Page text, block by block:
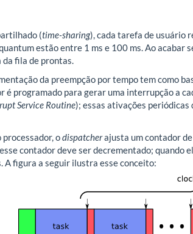
(time-sharing), cada tarefa de usuário
estão entre 1 ms e 100 ms. Ao
fila de prontas.
da preempção por tempo tem como
é programado para gerar uma interrupção a
Service Routine); essas ativações
odispatcherajusta um contador de
contador deve ser decrementado; quando
figura a seguir ilustra esse conceito: